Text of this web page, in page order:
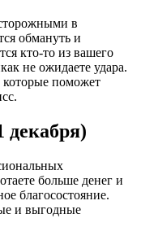
в
обмануть и
кто-то из вашего
не ожидаете удара.
поможет
декабря)
больше денег и
благосостояние.
и выгодные